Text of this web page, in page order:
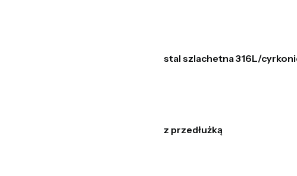
stal szlachetna 316L/
z przedłużką